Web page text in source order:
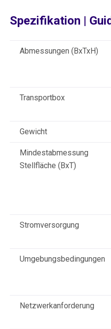
Spezifikation |
Abmessungen (BxTxH)
Transportbox
Gewicht
Mindestabmessung
Stellfläche (BxT)
Stromversorgung
Umgebungsbedingungen
Netzwerkanforderung